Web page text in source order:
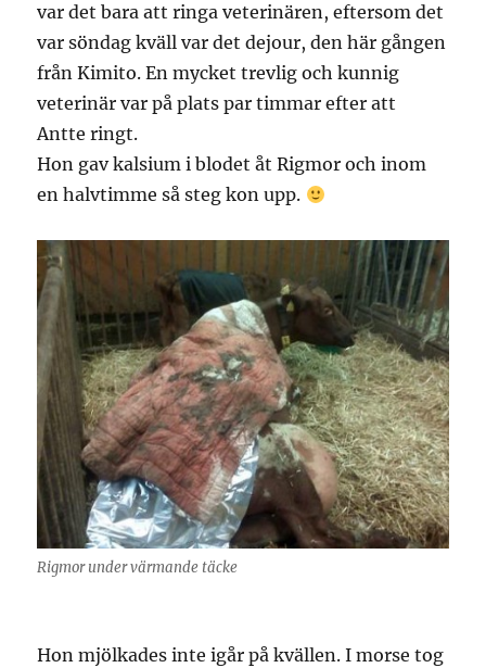
var det bara att ringa veterinären, eftersom det
var söndag kväll var det dejour, den här gången
från Kimito. En mycket trevlig och kunnig
veterinär var på plats par timmar efter att
Antte ringt.
Hon gav kalsium i blodet åt Rigmor och inom
en halvtimme så steg kon upp.
Rigmor under värmande täcke
Hon mjölkades inte igår på kvällen. I morse tog